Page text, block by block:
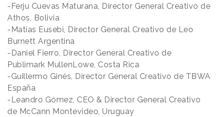
-Ferju Cuevas Maturana, Director General Creativo de
Athos, Bolivia
-Matías Eusebi, Director General Creativo de Leo
Burnett Argentina
-Daniel Fierro, Director General Creativo de
Publimark MullenLowe, Costa Rica
-Guillermo Ginés, Director General Creativo de TBWA
España
-Leandro Gómez, CEO & Director General Creativo
de McCann Montevideo, Uruguay